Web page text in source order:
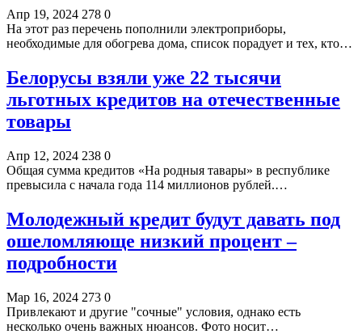
Апр 19, 2024 278 0
На этот раз перечень пополнили электроприборы,
необходимые для обогрева дома, список порадует и тех, кто…
Белорусы взяли уже 22 тысячи
льготных кредитов на отечественные
товары
Апр 12, 2024 238 0
Общая сумма кредитов «На родныя тавары» в республике
превысила с начала года 114 миллионов рублей.…
Молодежный кредит будут давать под
ошеломляюще низкий процент –
подробности
Мар 16, 2024 273 0
Привлекают и другие "сочные" условия, однако есть
несколько очень важных нюансов. Фото носит…